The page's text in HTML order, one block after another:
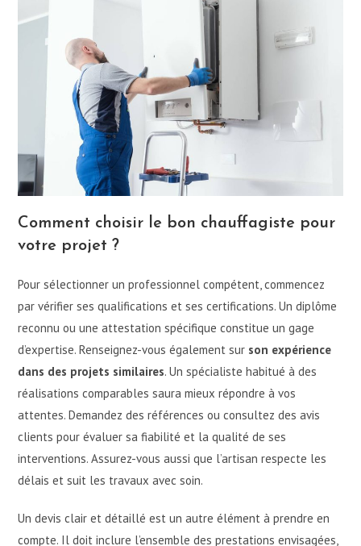
Comment choisir le bon chauffagiste pour
votre projet ?
Pour sélectionner un professionnel compétent, commencez
par vérifier ses qualifications et ses certifications. Un diplôme
reconnu ou une attestation spécifique constitue un gage
d’expertise. Renseignez-vous également sur son expérience
dans des projets similaires. Un spécialiste habitué à des
réalisations comparables saura mieux répondre à vos
attentes. Demandez des références ou consultez des avis
clients pour évaluer sa fiabilité et la qualité de ses
interventions. Assurez-vous aussi que l’artisan respecte les
délais et suit les travaux avec soin.
Un devis clair et détaillé est un autre élément à prendre en
compte. Il doit inclure l’ensemble des prestations envisagées,